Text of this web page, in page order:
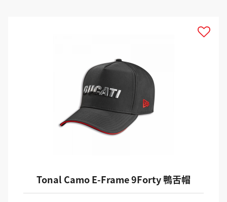
Tonal Camo E-Frame 9Forty 鴨舌帽